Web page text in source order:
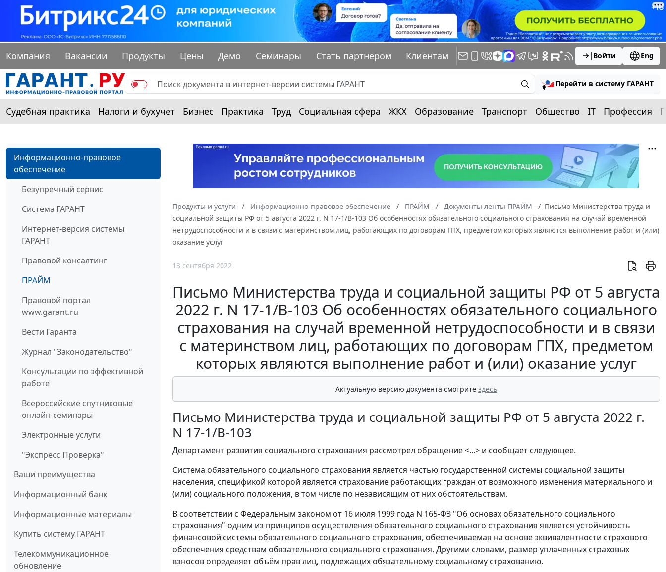
Компания Вакансии Продукты Цены Демо Семинары Стать партнером Клиентам Войти Eng
Перейти в систему ГАРАНТ
Судебная практика Налоги и бухучет Бизнес Практика Труд Социальная сфера ЖКХ Образование Транспорт Общество IT Профессия
Информационно-правовое
обеспечение
Безупречный сервис
Система ГАРАНТ
Интернет-версия системы
ГАРАНТ
Правовой консалтинг
ПРАЙМ
Правовой портал
www.garant.ru
Вести Гаранта
Журнал "Законодательство"
Консультации по эффективной
работе
Всероссийские спутниковые
онлайн-семинары
Электронные услуги
"Экспресс Проверка"
Ваши преимущества
Информационный банк
Информационные материалы
Купить систему ГАРАНТ
Телекоммуникационное
обновление
Продукты и услуги Информационно-правовое обеспечение ПРАЙМ Документы ленты ПРАЙМ
Письмо Министерства труда и
социальной защиты РФ от 5 августа 2022 г. N 17-1/В-103 Об особенностях обязательного социального страхования на случай временной
нетрудоспособности и в связи с материнством лиц, работающих по договорам ГПХ, предметом которых являются выполнение работ и (или)
оказание услуг
13 сентября 2022
Письмо Министерства труда и социальной защиты РФ от 5 августа
2022 г. N 17-1/В-103 Об особенностях обязательного социального
страхования на случай временной нетрудоспособности и в связи
с материнством лиц, работающих по договорам ГПХ, предметом
которых являются выполнение работ и (или) оказание услуг
Актуальную версию документа смотрите здесь
Письмо Министерства труда и социальной защиты РФ от 5 августа 2022 г.
N 17-1/В-103
Департамент развития социального страхования рассмотрел обращение <...> и сообщает следующее.
Система обязательного социального страхования является частью государственной системы социальной защиты
населения, спецификой которой является страхование работающих граждан от возможного изменения материального и
(или) социального положения, в том числе по независящим от них обстоятельствам.
В соответствии с Федеральным законом от 16 июля 1999 года N 165-ФЗ "Об основах обязательного социального
страхования" одним из принципов осуществления обязательного социального страхования является устойчивость
финансовой системы обязательного социального страхования, обеспечиваемая на основе эквивалентности страхового
обеспечения средствам обязательного социального страхования. Другими словами, размер уплаченных страховых
взносов определяет объём прав лиц, подлежащих обязательному социальному страхованию.